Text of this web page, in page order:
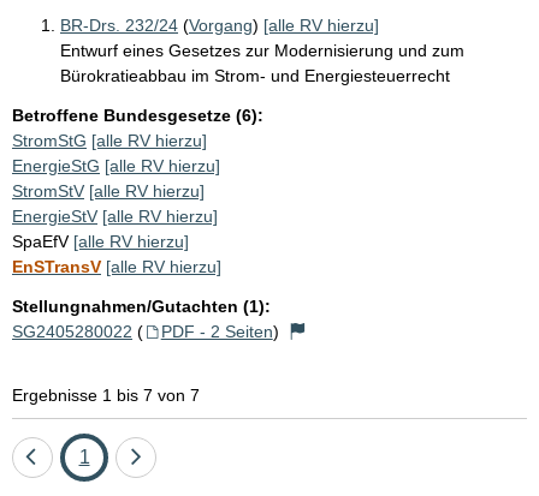
BR-Drs. 232/24 (Vorgang) [alle RV hierzu]
Entwurf eines Gesetzes zur Modernisierung und zum
Bürokratieabbau im Strom- und Energiesteuerrecht
Betroffene Bundesgesetze (6):
StromStG [alle RV hierzu]
EnergieStG [alle RV hierzu]
StromStV [alle RV hierzu]
EnergieStV [alle RV hierzu]
SpaEfV [alle RV hierzu]
EnSTransV [alle RV hierzu]
Stellungnahmen/Gutachten (1):
SG2405280022 ( PDF - 2 Seiten)
Ergebnisse 1 bis 7 von 7
EineSeite
1
Eine